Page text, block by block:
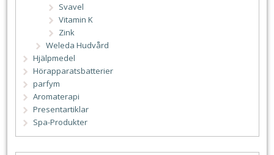
Svavel
Vitamin K
Zink
Weleda Hudvård
Hjälpmedel
Hörapparatsbatterier
parfym
Aromaterapi
Presentartiklar
Spa-Produkter